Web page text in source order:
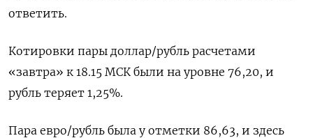
ответить.
Котировки пары доллар/рубль расчетами
«завтра» к 18.15 МСК были на уровне 76,20, и
рубль теряет 1,25%.
Пара евро/рубль была у отметки 86,63, и здесь